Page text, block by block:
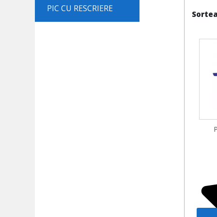
PIC CU RESCRIERE